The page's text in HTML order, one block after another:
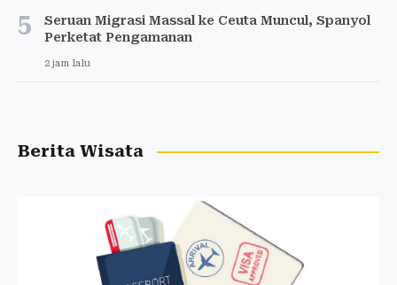
5
Seruan Migrasi Massal ke Ceuta Muncul, Spanyol
Perketat Pengamanan
2 jam lalu
Berita Wisata